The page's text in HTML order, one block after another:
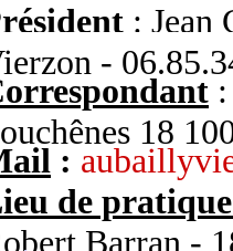
: Jean
-
18
:
de
Barran -